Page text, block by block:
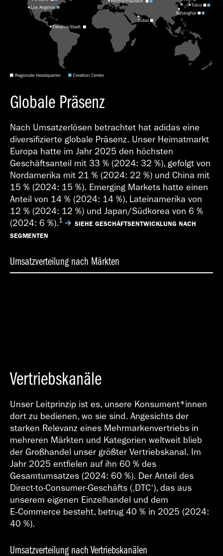
Globale Präsenz
Nach Umsatzerlösen betrachtet hat adidas eine
diversifizierte globale Präsenz. Unser Heimatmarkt
Europa hatte im Jahr 2025 den höchsten
Geschäftsanteil mit 33 % (2024: 32 %), gefolgt von
Nordamerika mit 21 % (2024: 22 %) und China mit
15 % (2024: 15 %). Emerging Markets hatte einen
Anteil von 14 % (2024: 14 %), Lateinamerika von
12 % (2024: 12 %) und Japan/Südkorea von 6 %
(2024: 6 %).1
SIEHE GESCHÄFTSENTWICKLUNG NACH
SEGMENTEN
Umsatzverteilung nach Märkten
Vertriebskanäle
Unser Leitprinzip ist es, unsere Konsument*innen
dort zu bedienen, wo sie sind. Angesichts der
starken Relevanz eines Mehrmarkenvertriebs in
mehreren Märkten und Kategorien weltweit blieb
der Großhandel unser größter Vertriebskanal. Im
Jahr 2025 entfielen auf ihn 60 % des
Gesamtumsatzes (2024: 60 %). Der Anteil des
Direct-to-Consumer-Geschäfts (‚DTC‘), das aus
unserem eigenen Einzelhandel und dem
E‑Commerce besteht, betrug 40 % in 2025 (2024:
40 %).
Umsatzverteilung nach Vertriebskanälen